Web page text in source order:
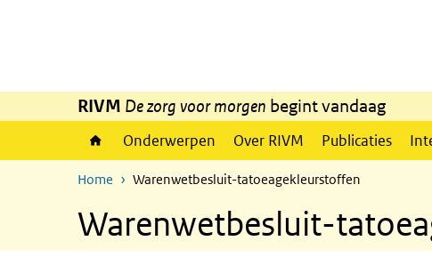
RIVM De zorg voor morgen begint vandaag
Onderwerpen Over RIVM Publicaties
Home Warenwetbesluit-tatoeagekleurstoffen
Warenwetbesluit-